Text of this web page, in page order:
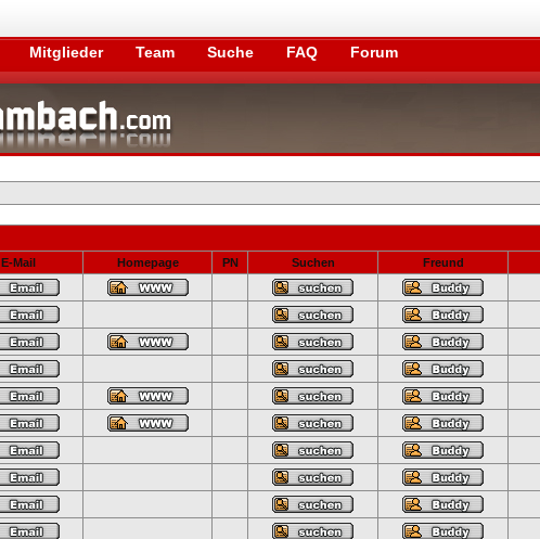
Mitglieder Team Suche FAQ Forum
E-Mail Homepage PN Suchen Freund